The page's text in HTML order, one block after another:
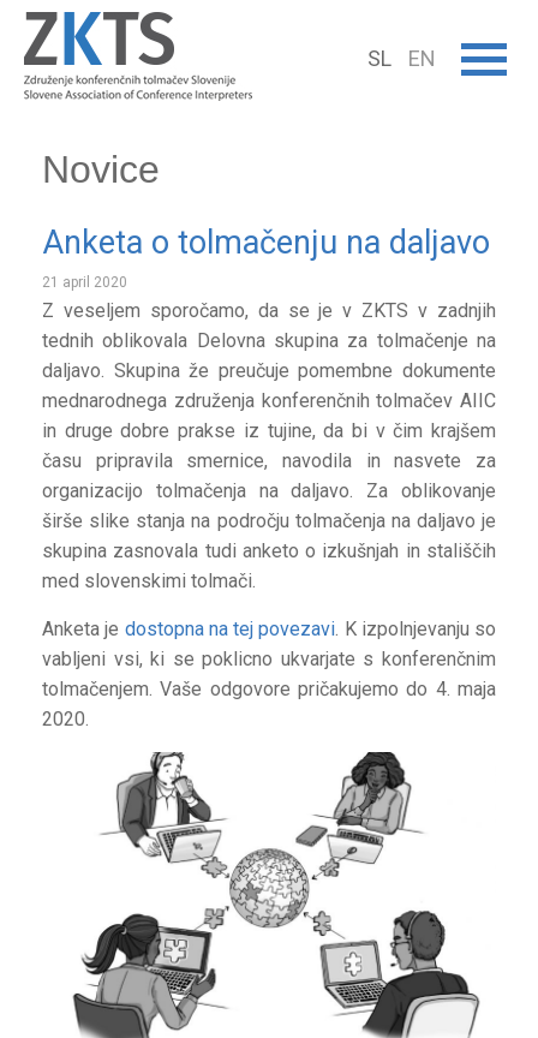
SL EN
Novice
Anketa o tolmačenju na daljavo
21 april 2020
Z veseljem sporočamo, da se je v ZKTS v zadnjih
tednih oblikovala Delovna skupina za tolmačenje na
daljavo. Skupina že preučuje pomembne dokumente
mednarodnega združenja konferenčnih tolmačev AIIC
in druge dobre prakse iz tujine, da bi v čim krajšem
času pripravila smernice, navodila in nasvete za
organizacijo tolmačenja na daljavo. Za oblikovanje
širše slike stanja na področju tolmačenja na daljavo je
skupina zasnovala tudi anketo o izkušnjah in stališčih
med slovenskimi tolmači.
Anketa je dostopna na tej povezavi. K izpolnjevanju so
vabljeni vsi, ki se poklicno ukvarjate s konferenčnim
tolmačenjem. Vaše odgovore pričakujemo do 4. maja
2020.